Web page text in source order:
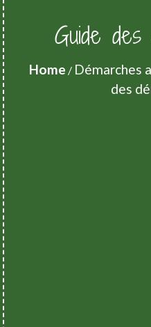
Guide
Home / Démarches
des